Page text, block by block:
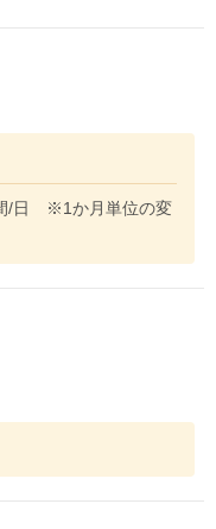
/日 ※1か月単位の変